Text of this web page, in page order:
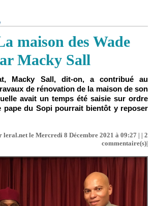
maison des Wade
Macky Sall
Macky Sall, dit-on, a contribué au
de rénovation de la maison de son
avait un temps été saisie sur ordre
pape du Sopi pourrait bientôt y reposer
leral.net le Mercredi 8 Décembre 2021 à 09:27 | | 2
commentaire(s)|